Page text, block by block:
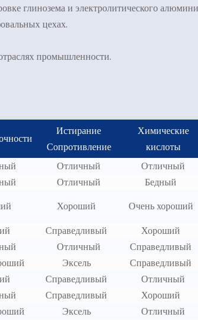
глинозема и электролитического
цехах.
промышленности.
Истирание
Сопротивление
Химические
кислоты
Отличный Отличный
Отличный Бедный
Хороший Очень хороший
Справедливый Хороший
Отличный Справедливый
Эксель Справедливый
Справедливый Отличный
Справедливый Хороший
Эксель Отличный